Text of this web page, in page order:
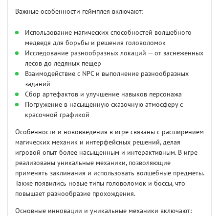
Важные особенности геймплея включают:
Использование магических способностей волшебного
медведя для борьбы и решения головоломок
Исследование разнообразных локаций — от заснеженных
лесов до ледяных пещер
Взаимодействие с NPC и выполнение разнообразных
заданий
Сбор артефактов и улучшение навыков персонажа
Погружение в насыщенную сказочную атмосферу с
красочной графикой
Особенности и нововведения в игре связаны с расширением
магических механик и интерфейсных решений, делая
игровой опыт более насыщенным и интерактивным. В игре
реализованы уникальные механики, позволяющие
применять заклинания и использовать волшебные предметы.
Также появились новые типы головоломок и боссы, что
повышает разнообразие прохождения.
Основные инновации и уникальные механики включают: